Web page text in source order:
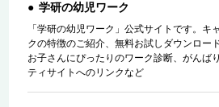
学研の幼児ワーク
「学研の幼児ワーク」公式サイトです。キ
クの特徴のご紹介、無料お試しダウンロー
お子さんにぴったりのワーク診断、がんば
ティサイトへのリンクなど